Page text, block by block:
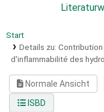
Start
Details zu:
d'inflammabilité des
Normale Ansicht
ISBD